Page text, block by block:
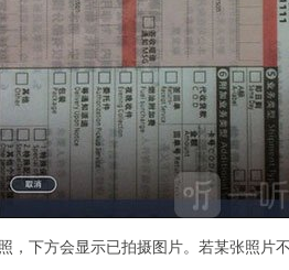
，下方会显示已拍摄图片。若某张照片